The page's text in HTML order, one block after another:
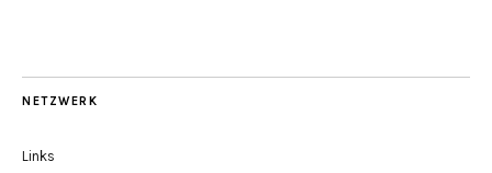
NETZWERK
Links